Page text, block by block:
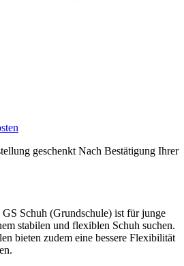
geschenkt Nach Bestätigung Ihrer
Schuh (Grundschule) ist für junge
stabilen und flexiblen Schuh suchen.
bieten zudem eine bessere Flexibilität